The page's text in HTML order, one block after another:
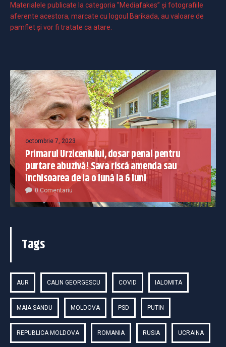
Materialele publicate la categoria ”Mediafakes” și fotografiile
aferente acestora, marcate cu logoul Barikada, au valoare de
pamflet și vor fi tratate ca atare.
octombrie 7, 2023
Primarul Urziceniului, dosar penal pentru
purtare abuzivă! Sava riscă amenda sau
închisoarea de la o lună la 6 luni
0 Comentariu
Tags
AUR CALIN GEORGESCU COVID IALOMITA
MAIA SANDU MOLDOVA PSD PUTIN
REPUBLICA MOLDOVA ROMANIA RUSIA UCRAINA